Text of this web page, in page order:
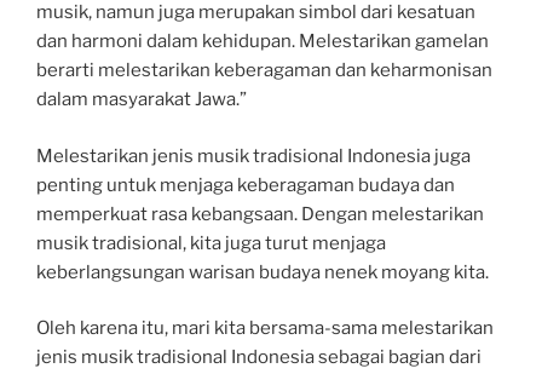
musik, namun juga merupakan simbol dari kesatuan
dan harmoni dalam kehidupan. Melestarikan gamelan
berarti melestarikan keberagaman dan keharmonisan
dalam masyarakat Jawa.”
Melestarikan jenis musik tradisional Indonesia juga
penting untuk menjaga keberagaman budaya dan
memperkuat rasa kebangsaan. Dengan melestarikan
musik tradisional, kita juga turut menjaga
keberlangsungan warisan budaya nenek moyang kita.
Oleh karena itu, mari kita bersama-sama melestarikan
jenis musik tradisional Indonesia sebagai bagian dari